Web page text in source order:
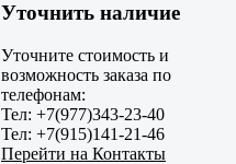
Уточнить наличие
Уточните стоимость и
возможность заказа по
телефонам:
Тел: +7(977)343-23-40
Тел: +7(915)141-21-46
Перейти на Контакты